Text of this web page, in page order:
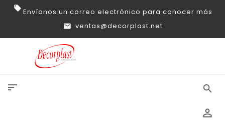
Envíanos un correo electrónico para conocer más
ventas@decorplast.net
sort search
perm_identity